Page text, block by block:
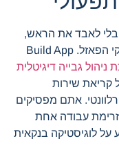
בלי לאבד את הראש,
אתם זקוקים לפתרון שמחבר את כל חלקי הפאזל. Build App
ניהול גבייה דיגיטלית
קריאת שירות
אתם מפסיקים
זרימת עבודה אחת
3.5 שעות בשבוע על לוגיסטיקה בנקאית